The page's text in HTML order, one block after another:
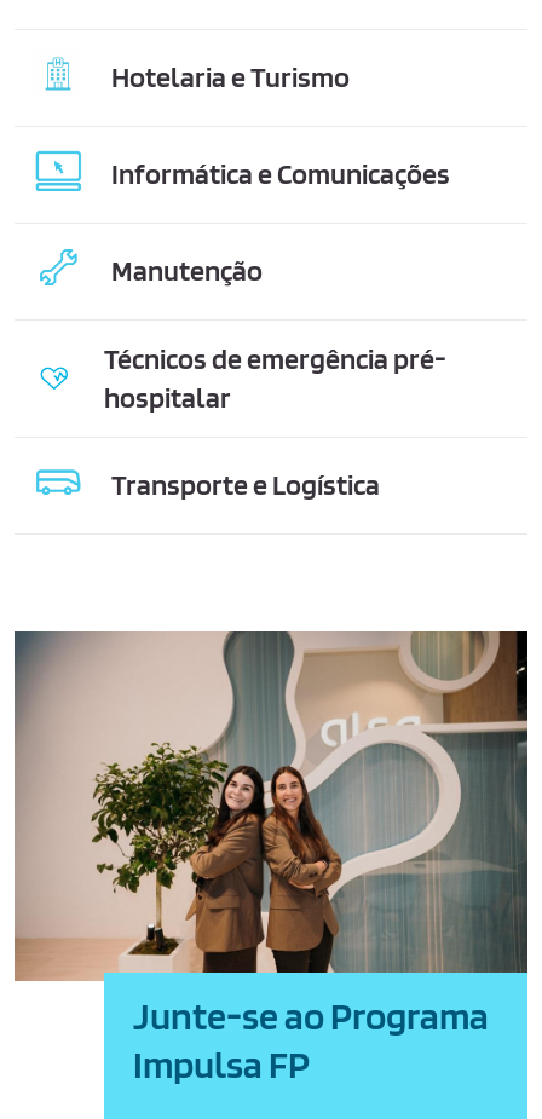
Hotelaria e Turismo
Informática e Comunicações
Manutenção
Técnicos de emergência pré-
hospitalar
Transporte e Logística
Junte-se ao Programa
Impulsa FP